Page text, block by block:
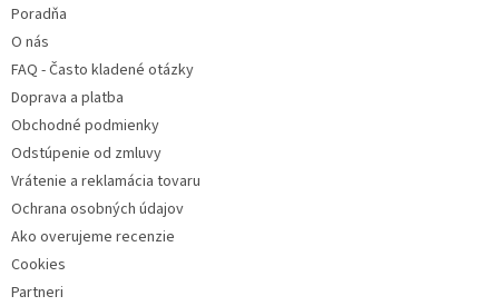
Poradňa
O nás
FAQ - Často kladené otázky
Doprava a platba
Obchodné podmienky
Odstúpenie od zmluvy
Vrátenie a reklamácia tovaru
Ochrana osobných údajov
Ako overujeme recenzie
Cookies
Partneri